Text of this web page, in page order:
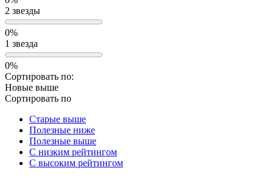
2 звезды
0%
1 звезда
0%
Сортировать по:
Новые выше
Сортировать по
Старые выше
Полезные ниже
Полезные выше
С низким рейтингом
C высоким рейтингом